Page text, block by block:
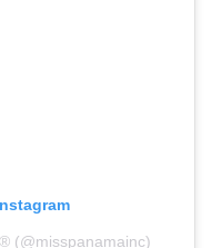
(@misspanamainc)